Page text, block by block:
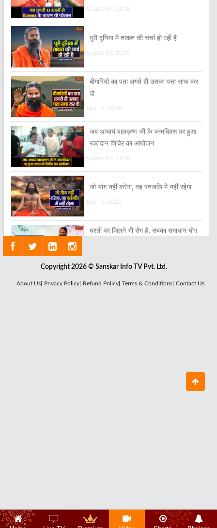
August 04, 2026
पूरी दुनिया में ताकत की चर्चा हो रही है
August 06, 2026
बीमारियों का पता लगते ही उसका पत्ता साफ कर
दो
July 14, 2026
जब आचार्य बालकृष्ण जी के जन्मदिवस पर हुआ
रक्तदान शिविर का आयोजन
August 04, 2026
जो योग नहीं करेगा, वह पतंजलि में नहीं रहेगा
July 16, 2026
धरती पर जितने भी रोग हैं, सबका समाधान योग
आंखों कानों और बालों को अनदेखा नहीं करना
Copyright 2026 © Sanskar Info TV Pvt. Ltd.
About Us| Privacy Policy| Refund Policy| Terms & Conditions| Contact Us